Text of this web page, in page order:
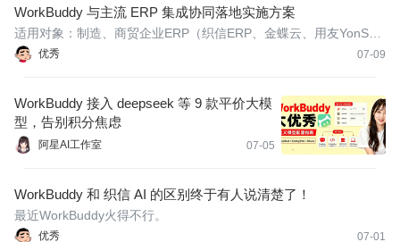
WorkBuddy 与主流 ERP 集成协同落地实施方案
优秀 07-09
适用对象：制造、商贸企业ERP（织信ERP、金蝶云、用友YonSuit
e、K3 WISE、U9、SAP B1），结合腾讯WorkBuddy智能体工作
WorkBuddy 接入 deepseek 等 9 款平价大模
型，告别积分焦虑
阿星AI工作室 07-05
WorkBuddy 和 织信 AI 的区别终于有人说清楚了！
优秀 07-01
最近WorkBuddy火得不行。